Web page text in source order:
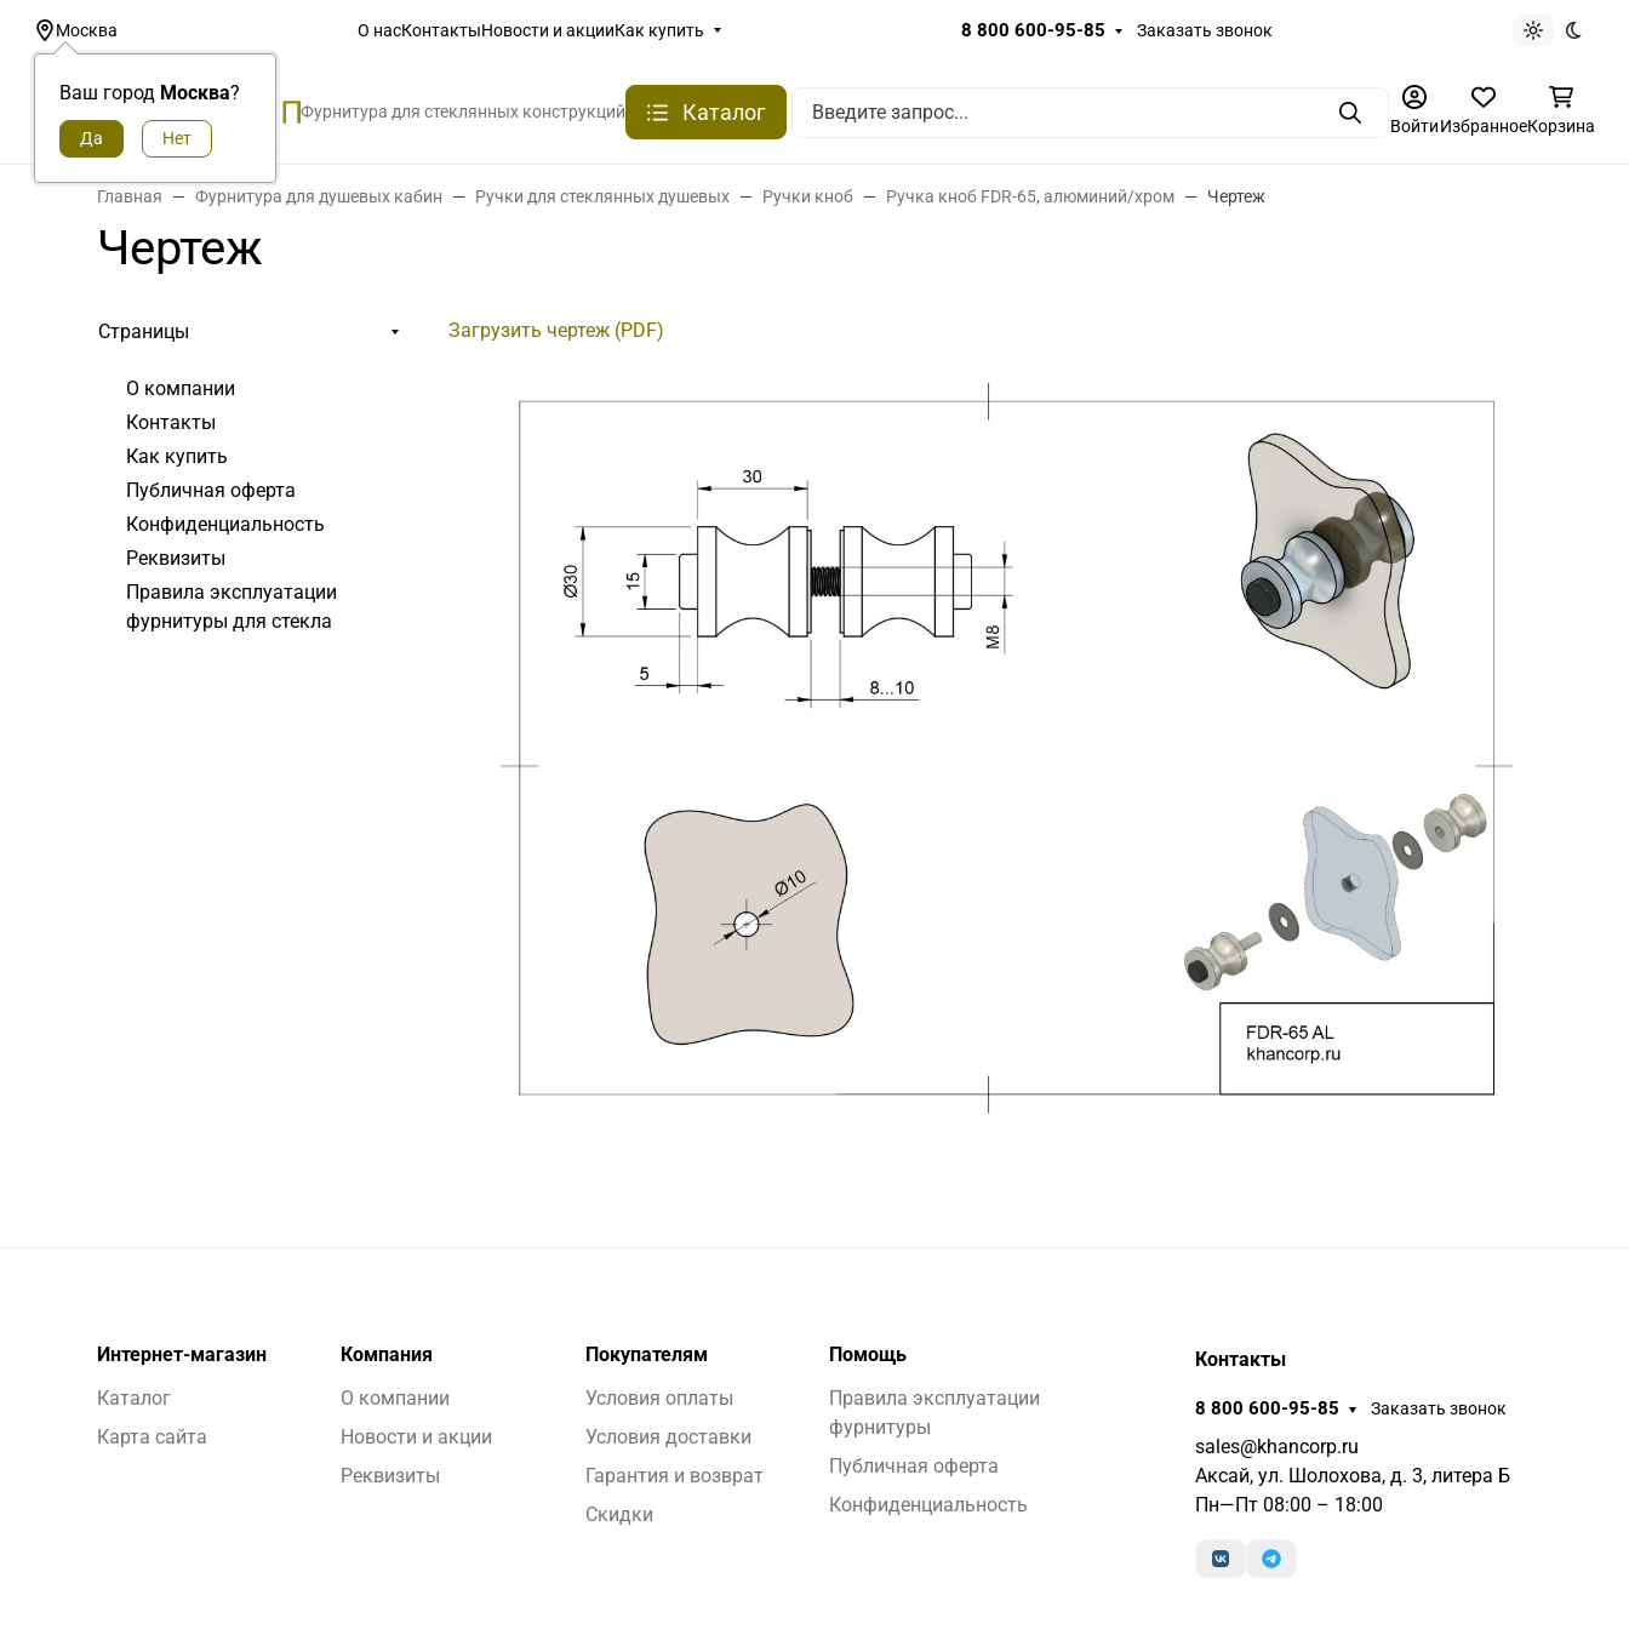
Москва
Ваш город Москва?
О насКонтактыНовости и акцииКак купить 8 800 600-95-85 Заказать звонок
Светлая
Фурнитура для стеклянных конструкций Каталог ПоискВойтиИзбранноеКорзина
Главная Фурнитура для душевых кабин Ручки для стеклянных душевых Ручки кноб Ручка кноб FDR-65, алюминий/хром Чертеж
Чертеж
Страницы
О компании
Контакты
Как купить
Публичная оферта
Конфиденциальность
Реквизиты
Правила эксплуатации
фурнитуры для стекла
Загрузить чертеж (PDF)
Интернет-магазин
Каталог
Карта сайта
Компания
О компании
Новости и акции
Реквизиты
Покупателям
Условия оплаты
Условия доставки
Гарантия и возврат
Скидки
Помощь
Правила эксплуатации
фурнитуры
Публичная оферта
Конфиденциальность
Контакты
8 800 600-95-85 Заказать звонок
sales@khancorp.ru
Аксай, ул. Шолохова, д. 3, литера Б
Пн—Пт 08:00 – 18:00